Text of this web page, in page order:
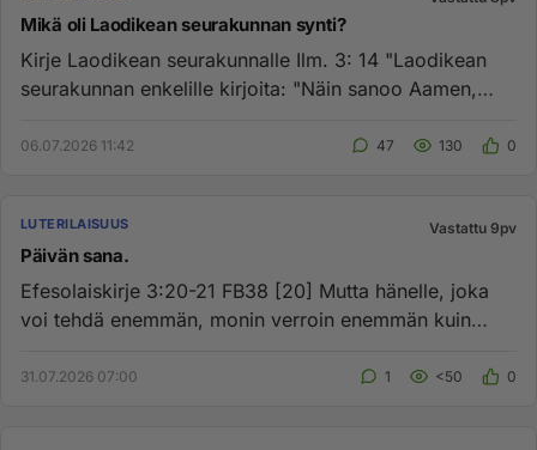
Mikä oli Laodikean seurakunnan synti?
Kirje Laodikean seurakunnalle Ilm. 3: 14 "Laodikean
seurakunnan enkelille kirjoita: "Näin sanoo Aamen,
06.07.2026 11:42 47 130 0
LUTERILAISUUS Vastattu 9pv
Päivän sana.
Efesolaiskirje 3:20-21 FB38 [20] Mutta hänelle, joka
voi tehdä enemmän, monin verroin enemmän kuin
31.07.2026 07:00 1 <50 0